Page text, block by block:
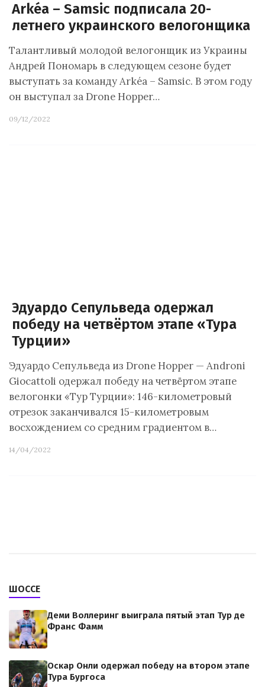
Arkéa – Samsic подписала 20-
летнего украинского велогонщика
Талантливый молодой велогонщик из Украины
Андрей Пономарь в следующем сезоне будет
выступать за команду Arkéa – Samsic. В этом году
он выступал за Drone Hopper…
09/12/2022
Эдуардо Сепульведа одержал
победу на четвёртом этапе «Тура
Турции»
Эдуардо Сепульведа из Drone Hopper — Androni
Giocattoli одержал победу на четвёртом этапе
велогонки «Тур Турции»: 146-километровый
отрезок заканчивался 15-километровым
восхождением со средним градиентом в…
14/04/2022
ШОССЕ
Деми Воллеринг выиграла пятый этап Тур де
Франс Фамм
Оскар Онли одержал победу на втором этапе
Тура Бургоса